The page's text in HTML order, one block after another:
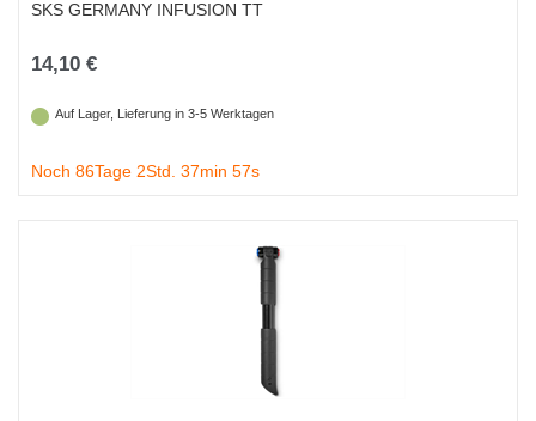
SKS GERMANY INFUSION TT
14,10 €
Auf Lager, Lieferung in 3-5 Werktagen
Noch 86Tage 2Std. 37min 56s